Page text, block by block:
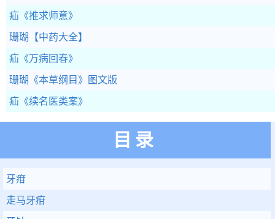
疝 《推求师意》
珊瑚 【中药大全】
疝 《万病回春》
珊瑚 《本草纲目》图文版
疝 《续名医类案》
目录
牙疳
走马牙疳